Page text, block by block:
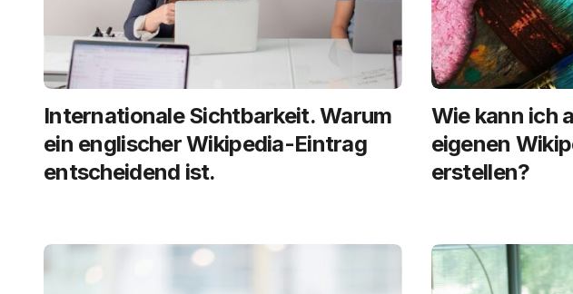
Internationale Sichtbarkeit. Warum
ein englischer Wikipedia-Eintrag
entscheidend ist.
Wie kann ich
eigenen
erstellen?